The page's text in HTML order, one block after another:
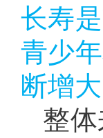
长寿
青少
断增
整